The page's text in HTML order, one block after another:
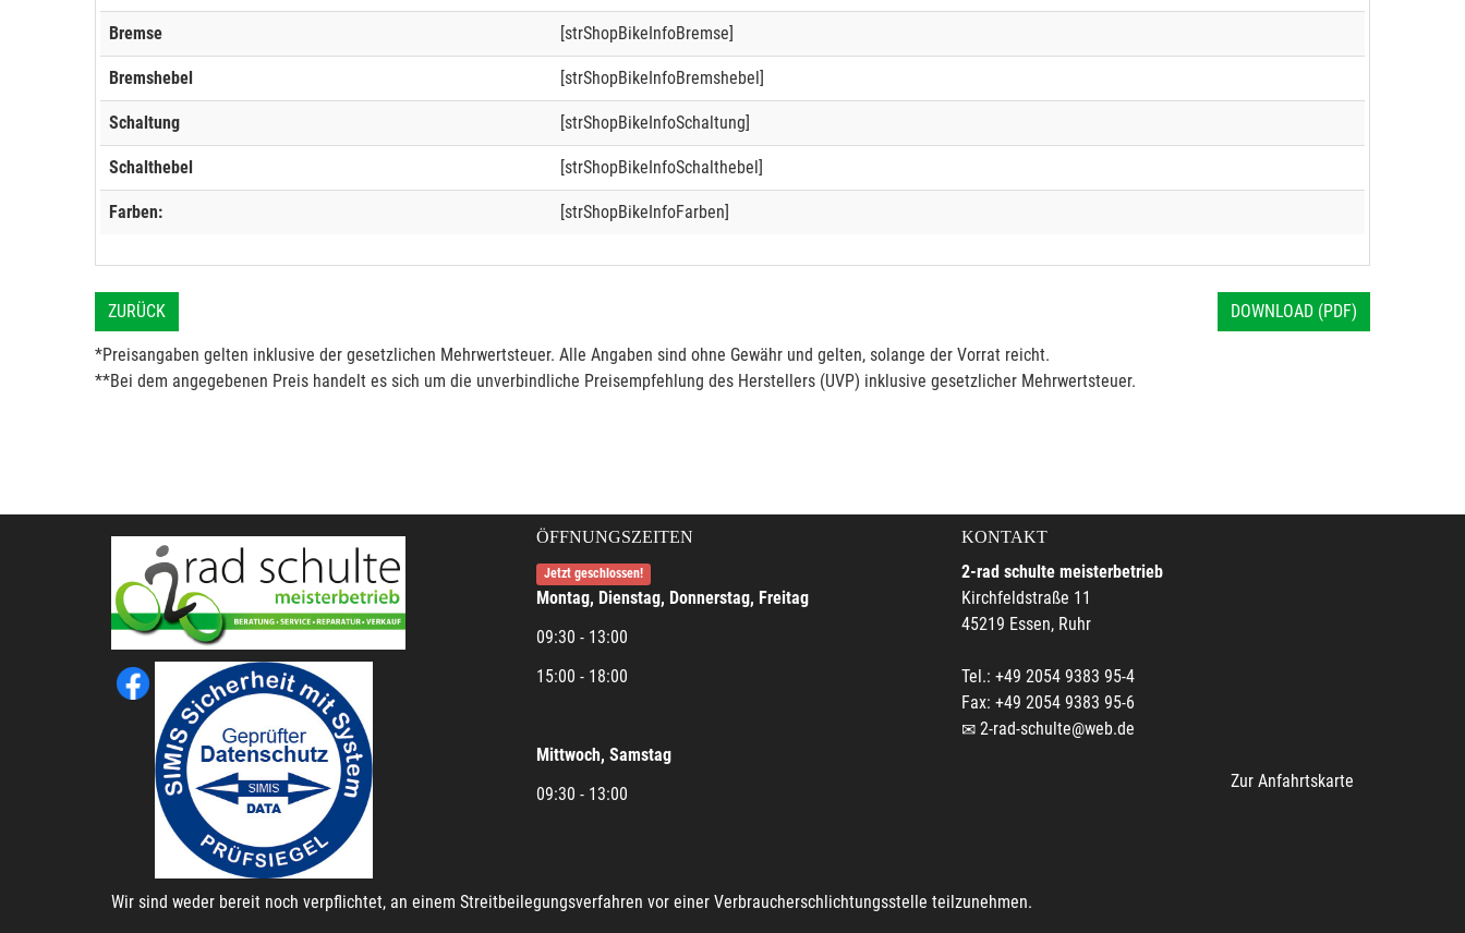
Bremse [strShopBikeInfoBremse]
Bremshebel [strShopBikeInfoBremshebel]
Schaltung [strShopBikeInfoSchaltung]
Schalthebel [strShopBikeInfoSchalthebel]
Farben: [strShopBikeInfoFarben]
ZURÜCK DOWNLOAD (PDF)
*Preisangaben gelten inklusive der gesetzlichen Mehrwertsteuer. Alle Angaben sind ohne Gewähr und gelten, solange der Vorrat reicht.
**Bei dem angegebenen Preis handelt es sich um die unverbindliche Preisempfehlung des Herstellers (UVP) inklusive gesetzlicher Mehrwertsteuer.
ÖFFNUNGSZEITEN
Jetzt geschlossen!
Montag, Dienstag, Donnerstag, Freitag
09:30 - 13:00
15:00 - 18:00
Mittwoch, Samstag
09:30 - 13:00
KONTAKT
2-rad schulte meisterbetrieb
Kirchfeldstraße 11
45219 Essen, Ruhr
Tel.: +49 2054 9383 95-4
Fax: +49 2054 9383 95-6
2-rad-schulte@web.de
Zur Anfahrtskarte
Wir sind weder bereit noch verpflichtet, an einem Streitbeilegungsverfahren vor einer Verbraucherschlichtungsstelle teilzunehmen.